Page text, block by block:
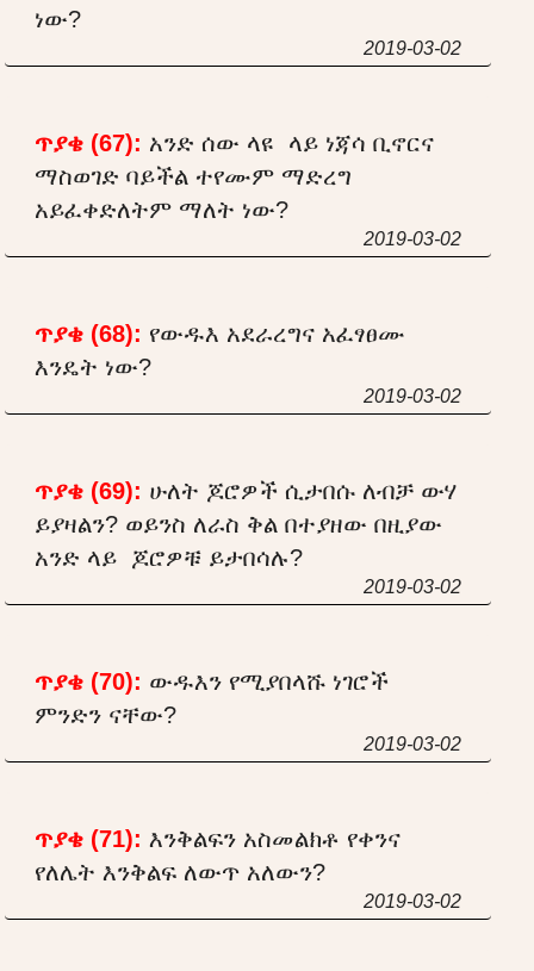
ነው?
2019-03-02
ጥያቄ (67): አንድ ሰው ላዩ ላይ ነጃሳ ቢኖርና
ማስወገድ ባይችል ተየሙም ማድረግ
አይፈቀድለትም ማለት ነው?
2019-03-02
ጥያቄ (68): የውዱእ አደራረግና አፈፃፀሙ
እንዴት ነው?
2019-03-02
ጥያቄ (69): ሁለት ጆሮዎች ሲታበሱ ለብቻ ውሃ
ይያዛልን? ወይንስ ለራስ ቅል በተያዘው በዚያው
አንድ ላይ ጆሮዎቹ ይታበሳሉ?
2019-03-02
ጥያቄ (70): ውዱእን የሚያበላሹ ነገሮች
ምንድን ናቸው?
2019-03-02
ጥያቄ (71): እንቅልፍን አስመልክቶ የቀንና
የለሌት እንቅልፍ ለውጥ አለውን?
2019-03-02